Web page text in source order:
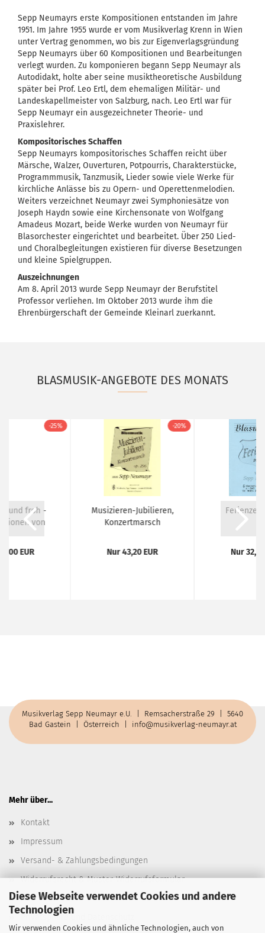
Diese Webseite verwendet Cookies und andere
Technologien
Wir verwenden Cookies und ähnliche Technologien, auch von
Sepp Neumayrs erste Kompositionen entstanden im Jahre
1951. Im Jahre 1955 wurde er vom Musikverlag Krenn in Wien
unter Vertrag genommen, wo bis zur Eigenverlagsgründung
Sepp Neumayrs über 60 Kompositionen und Bearbeitungen
verlegt wurden. Zu komponieren begann Sepp Neumayr als
Autodidakt, holte aber seine musiktheoretische Ausbildung
später bei Prof. Leo Ertl, dem ehemaligen Militär- und
Landeskapellmeister von Salzburg, nach. Leo Ertl war für
Sepp Neumayr ein ausgezeichneter Theorie- und
Praxislehrer.
Kompositorisches Schaffen
Sepp Neumayrs kompositorisches Schaffen reicht über
Märsche, Walzer, Ouverturen, Potpourris, Charakterstücke,
Programmmusik, Tanzmusik, Lieder sowie viele Werke für
kirchliche Anlässe bis zu Opern- und Operettenmelodien.
Weiters verzeichnet Neumayr zwei Symphoniesätze von
Joseph Haydn sowie eine Kirchensonate von Wolfgang
Amadeus Mozart, beide Werke wurden von Neumayr für
Blasorchester eingerichtet und bearbeitet. Über 250 Lied-
und Choralbegleitungen existieren für diverse Besetzungen
und kleine Spielgruppen.
Auszeichnungen
Am 8. April 2013 wurde Sepp Neumayr der Berufstitel
Professor verliehen. Im Oktober 2013 wurde ihm die
Ehrenbürgerschaft der Gemeinde Kleinarl zuerkannt.
BLASMUSIK-ANGEBOTE DES MONATS
-25%
und froh -
von
EUR
-20%
Musizieren-Jubilieren,
Konzertmarsch
Nur 43,20 EUR Nur
Musikverlag Sepp Neumayr e.U. | Remsacherstraße 29 | 5640
Bad Gastein | Österreich |
info@musikverlag-neumayr.at
Mehr über...
Kontakt
Impressum
Versand- & Zahlungsbedingungen
Widerrufsrecht & Muster-Widerrufsformular
AGB
Privatsphäre und Datenschutz